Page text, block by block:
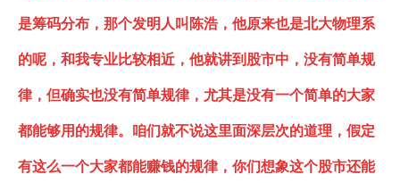
是筹码分布，那个发明人叫陈浩，他原来也是北大物理系
的呢，和我专业比较相近，他就讲到股市中，没有简单规
律，但确实也没有简单规律，尤其是没有一个简单的大家
都能够用的规律。咱们就不说这里面深层次的道理， 假定
有这么一个大家都能赚钱的规律，你们想象这个股市还能